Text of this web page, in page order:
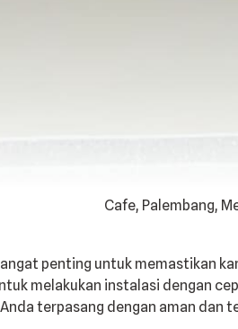
Cafe, Palembang,
penting untuk memastikan
melakukan instalasi dengan
terpasang dengan aman dan